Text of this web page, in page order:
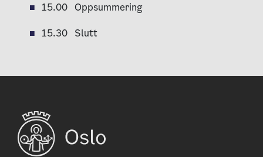
15.00 Oppsummering
15.30 Slutt